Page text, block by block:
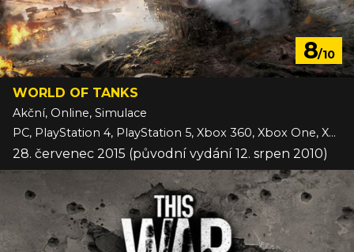
8/10
WORLD OF TANKS
Akční, Online, Simulace
PC, PlayStation 4, PlayStation 5, Xbox 360, Xbox One, Xbox Series
28. červenec 2015 (původní vydání 12. srpen 2010)